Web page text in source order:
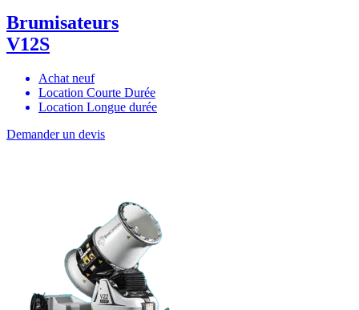
Brumisateurs
V12S
Achat neuf
Location Courte Durée
Location Longue durée
Demander un devis